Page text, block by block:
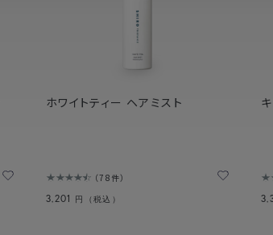
ホワイトティー ヘアミスト
78件
3,201 円（税込）